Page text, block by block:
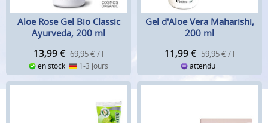
Aloe Rose Gel Bio Classic
Ayurveda, 200 ml
13,99 € 69,95 € / l
en stock 1-3 jours
Gel d'Aloe Vera Maharishi,
200 ml
11,99 € 59,95 € / l
attendu